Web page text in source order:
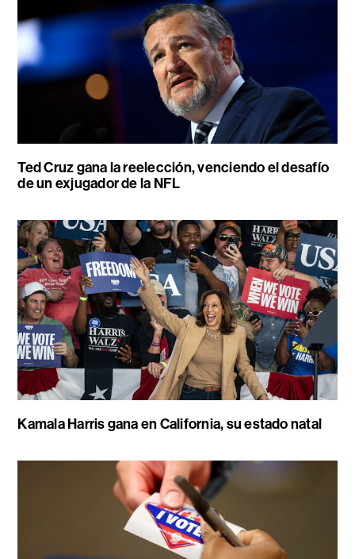
Ted Cruz gana la reelección, venciendo el desafío
de un exjugador de la NFL
Kamala Harris gana en California, su estado natal